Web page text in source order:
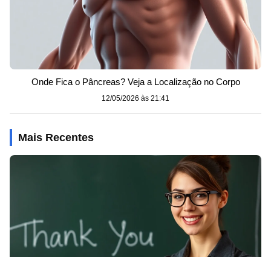
Onde Fica o Pâncreas? Veja a Localização no Corpo
12/05/2026 às 21:41
Mais Recentes